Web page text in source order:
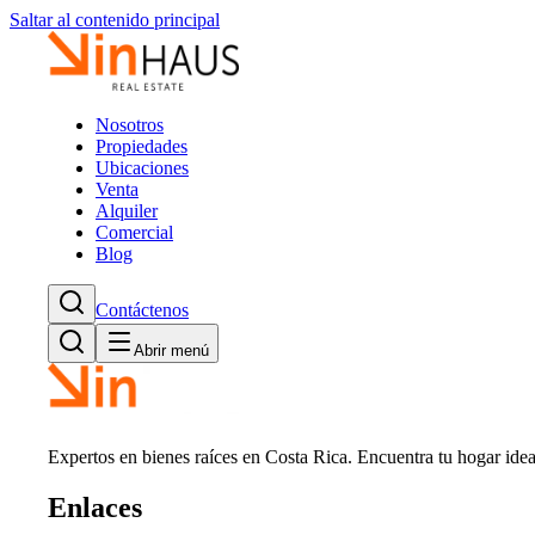
Saltar al contenido principal
Nosotros
Propiedades
Ubicaciones
Venta
Alquiler
Comercial
Blog
Contáctenos
Abrir menú
Expertos en bienes raíces en Costa Rica. Encuentra tu hogar
Enlaces